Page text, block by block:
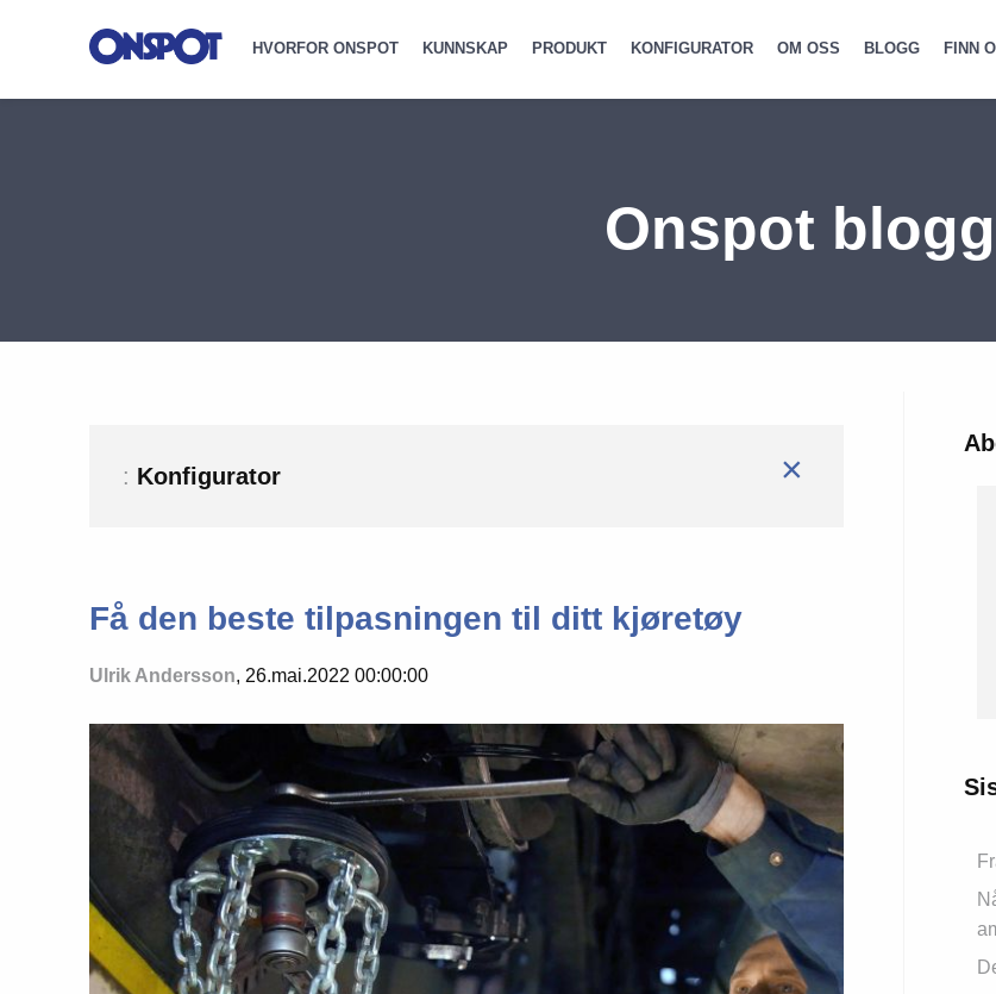
HVORFOR ONSPOT KUNNSKAP PRODUKT KONFIGURATOR OM OSS BLOGG FINN
Onspot blogg
: Konfigurator ×
Få den beste tilpasningen til ditt kjøretøy
Ulrik Andersson, 26.mai.2022 00:00:00